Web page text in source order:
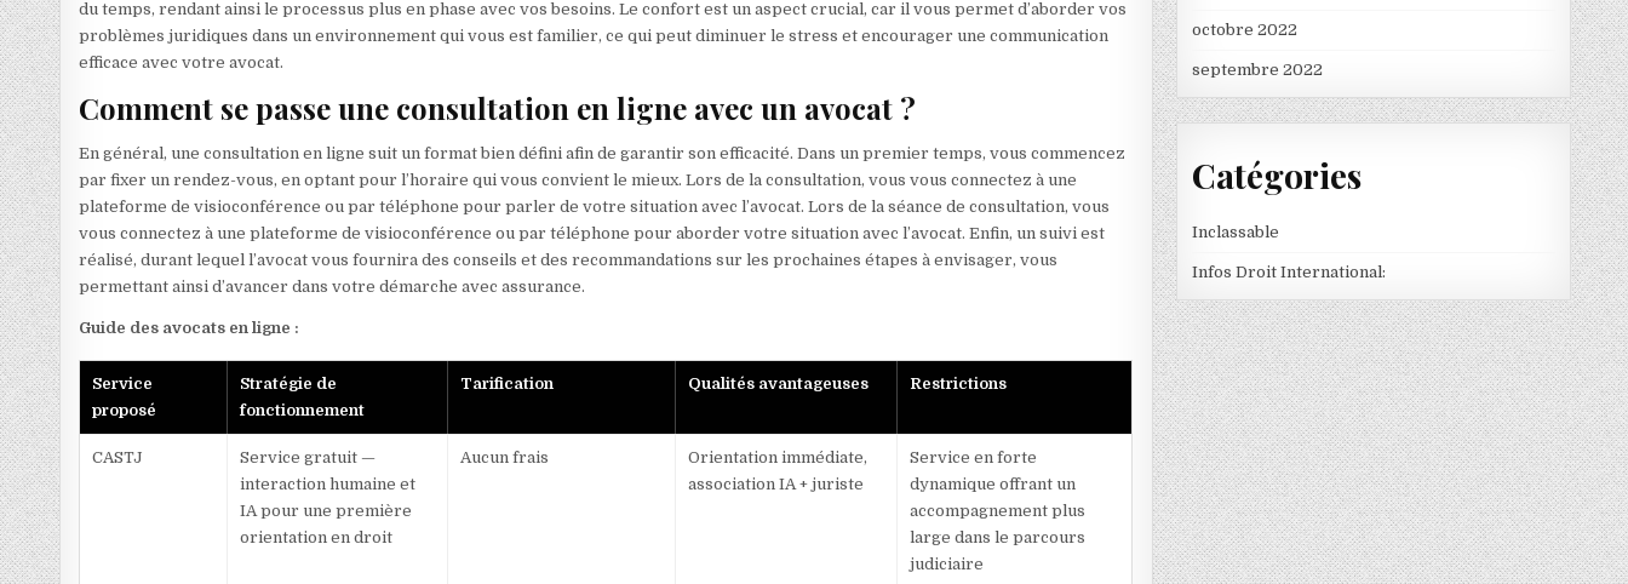
du temps, rendant ainsi le processus plus en phase avec vos besoins. Le confort est un aspect crucial, car il vous permet d’aborder vos
problèmes juridiques dans un environnement qui vous est familier, ce qui peut diminuer le stress et encourager une communication
efficace avec votre avocat.
Comment se passe une consultation en ligne avec un avocat ?
En général, une consultation en ligne suit un format bien défini afin de garantir son efficacité. Dans un premier temps, vous commencez
par fixer un rendez-vous, en optant pour l’horaire qui vous convient le mieux. Lors de la consultation, vous vous connectez à une
plateforme de visioconférence ou par téléphone pour parler de votre situation avec l’avocat. Lors de la séance de consultation, vous
vous connectez à une plateforme de visioconférence ou par téléphone pour aborder votre situation avec l’avocat. Enfin, un suivi est
réalisé, durant lequel l’avocat vous fournira des conseils et des recommandations sur les prochaines étapes à envisager, vous
permettant ainsi d’avancer dans votre démarche avec assurance.
Guide des avocats en ligne :
Service
proposé
Stratégie de
fonctionnement
Tarification Qualités avantageuses Restrictions
CASTJ
Service gratuit —
interaction humaine et
IA pour une première
orientation en droit
Aucun frais
Orientation immédiate,
association IA + juriste
Service en forte
dynamique offrant un
accompagnement plus
large dans le parcours
judiciaire
octobre 2022
septembre 2022
Catégories
Inclassable
Infos Droit International: